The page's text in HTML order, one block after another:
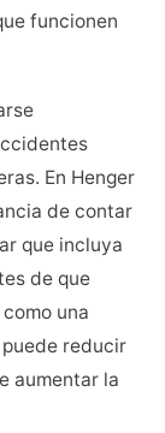
funcionen
En Henger
de contar
que incluya
de que
una
reducir
aumentar la